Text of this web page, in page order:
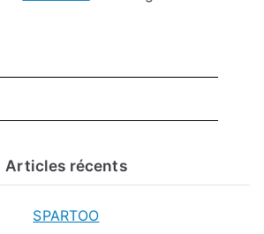
Articles récents
SPARTOO